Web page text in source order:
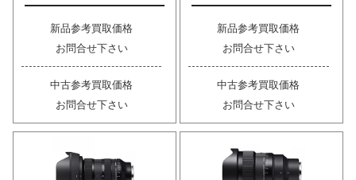
新品参考買取価格
お問合せ下さい
中古参考買取価格
お問合せ下さい
新品参考買取価格
お問合せ下さい
中古参考買取価格
お問合せ下さい